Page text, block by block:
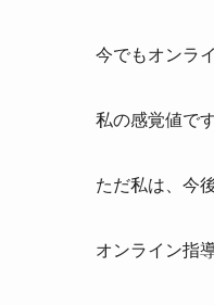
今でもオンラ
私の感覚値で
ただ私は、今
オンライン指